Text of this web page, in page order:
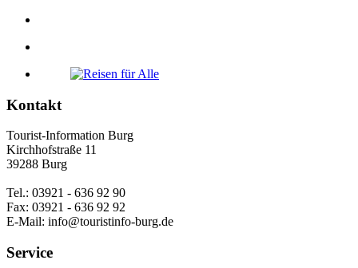
Kontakt
Tourist-Information Burg
Kirchhofstraße 11
39288 Burg
Tel.: 03921 - 636 92 90
Fax: 03921 - 636 92 92
E-Mail: info@touristinfo-burg.de
Service